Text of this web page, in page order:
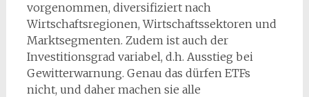
vorgenommen, diversifiziert nach
Wirtschaftsregionen, Wirtschaftssektoren und
Marktsegmenten. Zudem ist auch der
Investitionsgrad variabel, d.h. Ausstieg bei
Gewitterwarnung. Genau das dürfen ETFs
nicht, und daher machen sie alle